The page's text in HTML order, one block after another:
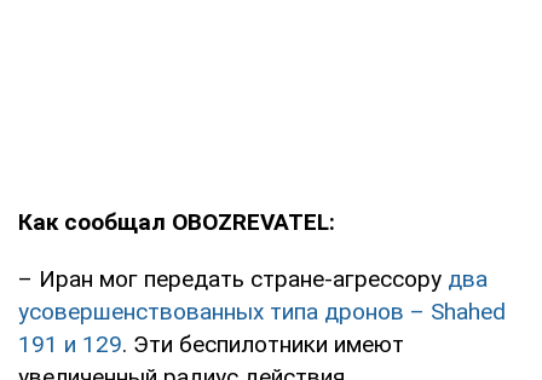
Как сообщал OBOZREVATEL:
– Иран мог передать стране-агрессору два
усовершенствованных типа дронов – Shahed
191 и 129. Эти беспилотники имеют